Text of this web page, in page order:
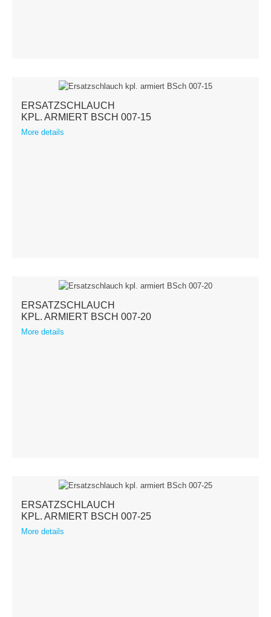
ERSATZSCHLAUCH
KPL. ARMIERT BSCH 007-15
More details
ERSATZSCHLAUCH
KPL. ARMIERT BSCH 007-20
More details
ERSATZSCHLAUCH
KPL. ARMIERT BSCH 007-25
More details